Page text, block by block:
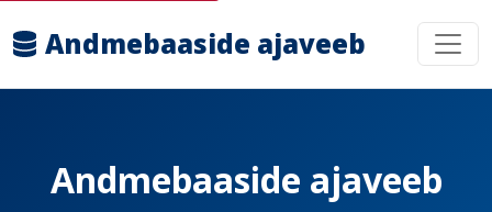
Andmebaaside ajaveeb
Andmebaaside ajaveeb